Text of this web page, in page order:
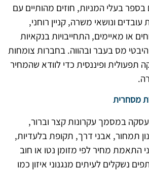
בספר בעלי המניות, חוזים מהותיים עם
עובדים ונושאי משרה, קניין רוחני,
או מאיימים, התחייבויות בנקאיות
היבטי מס בעבר ובהווה. בחברות צומחות
תפעולית ופיננסית כדי לוודא שהמחיר
מסחרית
במסמך עקרונות קצר וברור,
תמחור, אבני דרך, תקופת בלעדיות,
התאמת מחיר לפי מזומן נטו או חוב
נשקלים לעיתים מנגנוני איזון כמו